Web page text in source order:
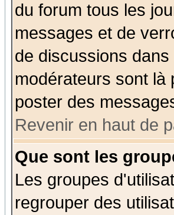
du forum tous les
messages et de
de discussions
modérateurs sont
poster des
Revenir en haut de
Que sont les
Les groupes
regrouper des